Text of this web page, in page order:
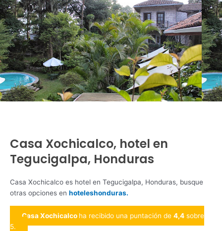
Casa Xochicalco, hotel en
Tegucigalpa, Honduras
Casa Xochicalco es hotel en Tegucigalpa, Honduras, busque
otras opciones en hoteleshonduras.
Casa Xochicalco ha recibido una puntación de 4,4 sobre
5.